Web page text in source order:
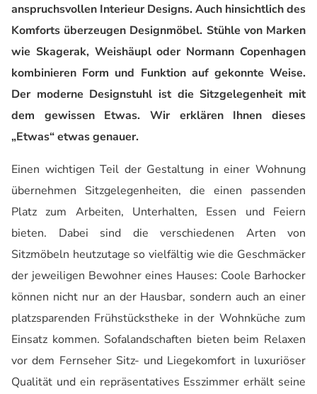
anspruchsvollen Interieur Designs. Auch hinsichtlich des
Komforts überzeugen Designmöbel. Stühle von Marken
wie Skagerak, Weishäupl oder Normann Copenhagen
kombinieren Form und Funktion auf gekonnte Weise.
Der moderne Designstuhl ist die Sitzgelegenheit mit
dem gewissen Etwas. Wir erklären Ihnen dieses
„Etwas“ etwas genauer.
Einen wichtigen Teil der Gestaltung in einer Wohnung
übernehmen Sitzgelegenheiten, die einen passenden
Platz zum Arbeiten, Unterhalten, Essen und Feiern
bieten. Dabei sind die verschiedenen Arten von
Sitzmöbeln heutzutage so vielfältig wie die Geschmäcker
der jeweiligen Bewohner eines Hauses: Coole Barhocker
können nicht nur an der Hausbar, sondern auch an einer
platzsparenden Frühstückstheke in der Wohnküche zum
Einsatz kommen. Sofalandschaften bieten beim Relaxen
vor dem Fernseher Sitz- und Liegekomfort in luxuriöser
Qualität und ein repräsentatives Esszimmer erhält seine